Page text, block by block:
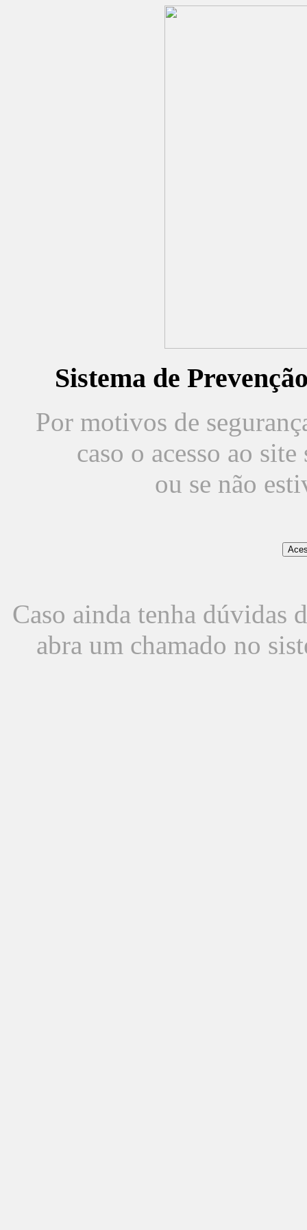
Sistema de
Por motivos de
caso o acesso ao
ou se não
Caso ainda tenha dúvidas
abra um chamado no